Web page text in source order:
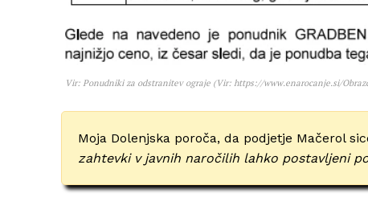
Vir: Ponudniki za odstranitev ograje (Vir: https://www.enarocanje.si/
Moja Dolenjska poroča, da podjetje Mačerol
zahtevki v javnih naročilih lahko postavljeni